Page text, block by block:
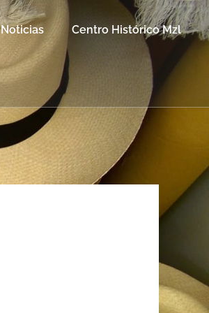
Noticias Centro Histórico Mzl